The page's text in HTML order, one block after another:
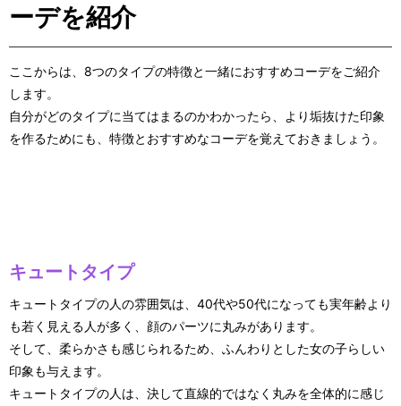
ーデを紹介
ここからは、8つのタイプの特徴と一緒におすすめコーデをご紹介
します。
自分がどのタイプに当てはまるのかわかったら、より垢抜けた印象
を作るためにも、特徴とおすすめなコーデを覚えておきましょう。
キュートタイプ
キュートタイプの人の雰囲気は、40代や50代になっても実年齢より
も若く見える人が多く、顔のパーツに丸みがあります。
そして、柔らかさも感じられるため、ふんわりとした女の子らしい
印象も与えます。
キュートタイプの人は、決して直線的ではなく丸みを全体的に感じ